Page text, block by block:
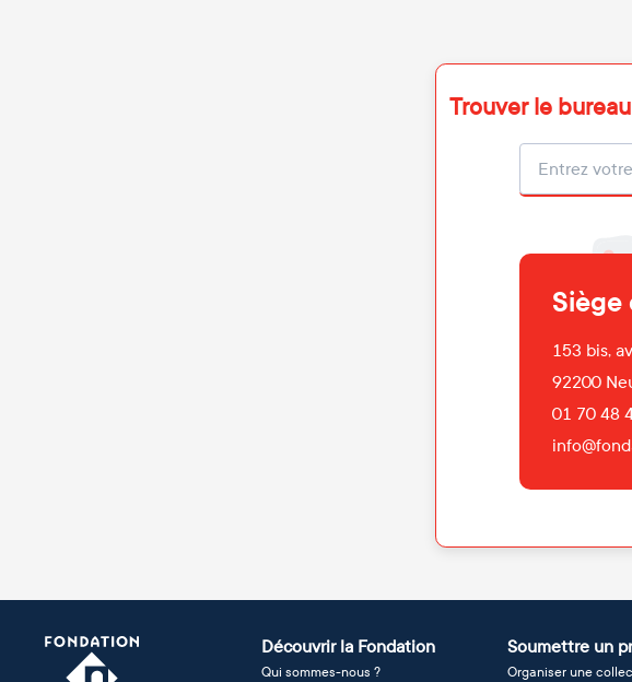
Trouver le
Localisation
Siège
153 bis,
92200
01 70 48
Découvrir la Fondation
Qui sommes-nous ?
Soumettre un
Organiser une